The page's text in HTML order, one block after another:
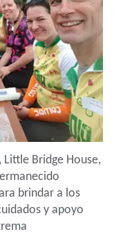
Bridge House,
brindar a los
y apoyo